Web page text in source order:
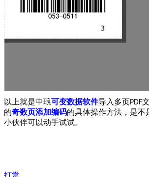
以上就是中琅可变数据软件导入多页PDF
的奇数页添加编码的具体操作方法，是不
小伙伴可以动手试试。
打赏